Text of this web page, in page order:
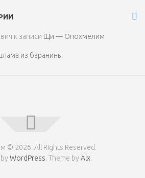
к записи Щи — Опохмелим
из баранины
© 2026. All Rights Reserved.
WordPress. Theme by Alx.